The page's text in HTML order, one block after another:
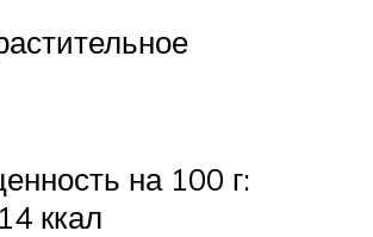
на 100 г:
ккал